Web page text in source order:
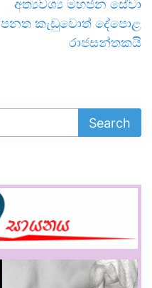
අත්‍යවශ්‍ය මහජන සේවා
පනත කැඩුවොත් දේපොළ
රාජසන්තකයි